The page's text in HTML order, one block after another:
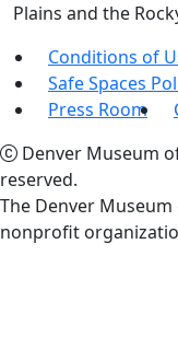
Plains and the
Conditions of
Safe Spaces
Press Room
Denver Museum
reserved.
The Denver Museum
nonprofit